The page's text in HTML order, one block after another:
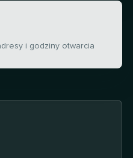
i godziny otwarcia